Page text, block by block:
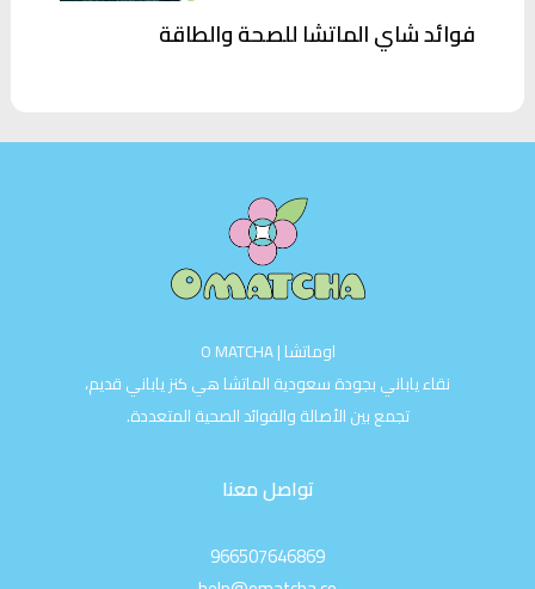
فوائد شاي الماتشا للصحة والطاقة
اوماتشا | O MATCHA
نقاء ياباني بجودة سعودية الماتشا هي كنز ياباني قديم،
تجمع بين الأصالة والفوائد الصحية المتعددة.
تواصل معنا
966507646869